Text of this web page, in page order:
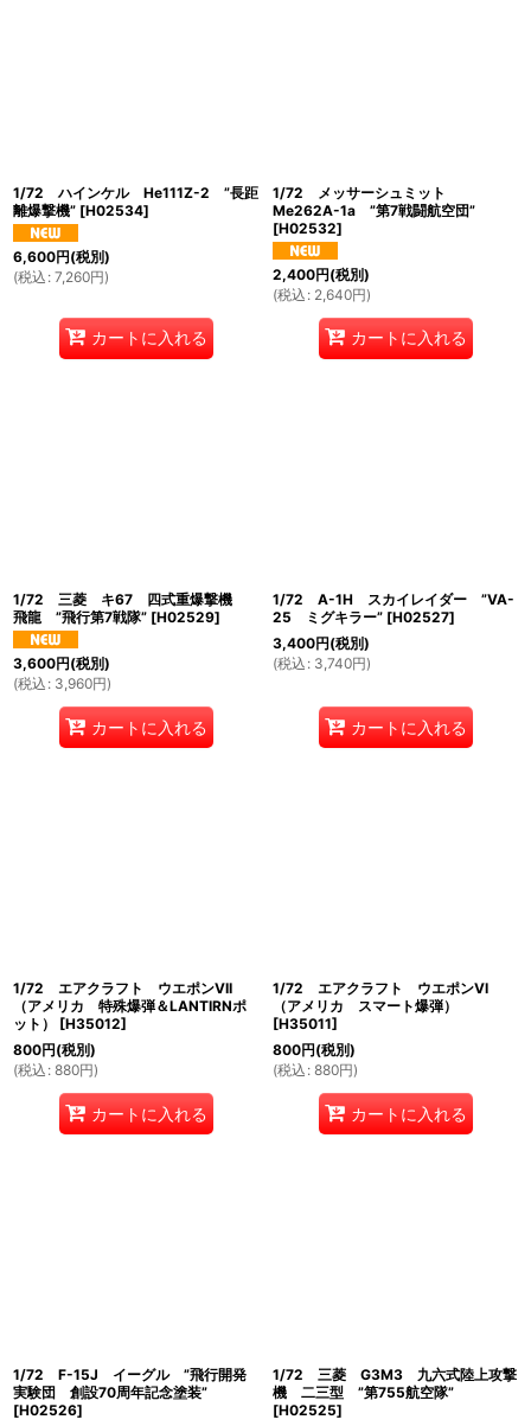
1/72 ハインケル He111Z-2 ”長距
離爆撃機” [H02534]
6,600円(税別)
(税込 : 7,260円)
カートに入れる
1/72 メッサーシュミット
Me262A-1a ”第7戦闘航空団”
[H02532]
2,400円(税別)
(税込 : 2,640円)
カートに入れる
1/72 三菱 キ67 四式重爆撃機
飛龍 ”飛行第7戦隊” [H02529]
3,600円(税別)
(税込 : 3,960円)
カートに入れる
1/72 A-1H スカイレイダー ”VA-
25 ミグキラー” [H02527]
3,400円(税別)
(税込 : 3,740円)
カートに入れる
1/72 エアクラフト ウエポンVII
（アメリカ 特殊爆弾＆LANTIRNポ
ット）
[H35012]
800円(税別)
(税込 : 880円)
カートに入れる
1/72 エアクラフト ウエポンVI
（アメリカ スマート爆弾）
[H35011]
800円(税別)
(税込 : 880円)
カートに入れる
1/72 F-15J イーグル ”飛行開発
実験団 創設70周年記念塗装”
[H02526]
1/72 三菱 G3M3 九六式陸上攻撃
機 二三型 ”第755航空隊”
[H02525]